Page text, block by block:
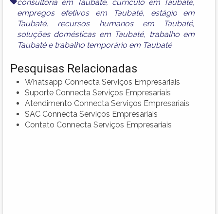
consultoria em Taubaté, currículo em Taubaté,
empregos efetivos em Taubaté, estágio em
Taubaté, recursos humanos em Taubaté,
soluções domésticas em Taubaté, trabalho em
Taubatée trabalho temporário em Taubaté
Pesquisas Relacionadas
Whatsapp Connecta Serviços Empresariais
Suporte Connecta Serviços Empresariais
Atendimento Connecta Serviços Empresariais
SAC Connecta Serviços Empresariais
Contato Connecta Serviços Empresariais